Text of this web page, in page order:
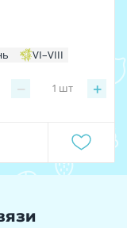
VI–VIII
− +
1 шт